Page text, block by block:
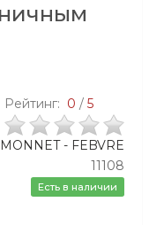
Рейтинг: 0 / 5
- FEBVRE
11108
Есть в наличии